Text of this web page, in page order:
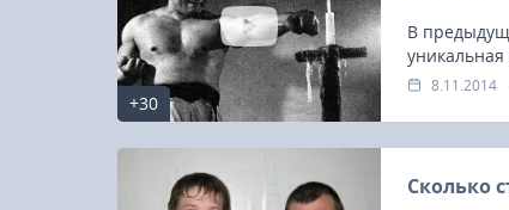
+30
В
рю
киба-дачи.
8.11.2014
Сколько